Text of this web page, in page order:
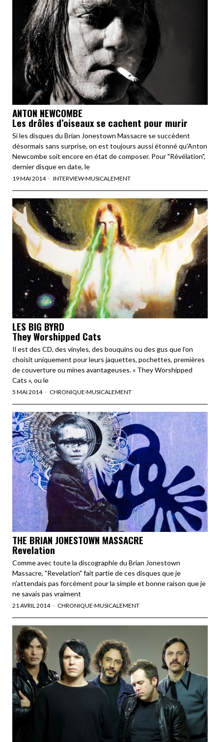
ANTON NEWCOMBE
Les drôles d’oiseaux se cachent pour murir
Si les disques du Brian Jonestown Massacre se succèdent
désormais sans surprise, on est toujours aussi étonné qu'Anton
Newcombe soit encore en état de composer. Pour "Révélation",
dernier disque en date, le
19 MAI 2014 INTERVIEW·MUSICALEMENT
LES BIG BYRD
They Worshipped Cats
Il est des CD, des vinyles, des bouquins ou des gus que l’on
choisit uniquement pour leurs jaquettes, pochettes, premières
de couverture ou mines avantageuses. « They Worshipped
Cats », ou le
5 MAI 2014 CHRONIQUE·MUSICALEMENT
THE BRIAN JONESTOWN MASSACRE
Revelation
Comme avec toute la discographie du Brian Jonestown
Massacre, "Revelation" fait partie de ces disques que je
n'attendais pas forcément pour la simple et bonne raison que je
ne savais pas vraiment
21 AVRIL 2014 CHRONIQUE·MUSICALEMENT